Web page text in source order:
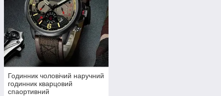
Годинник чоловічий наручний
годинник кварцовий
спаортивний